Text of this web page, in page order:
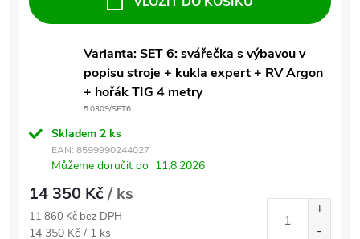
Varianta: SET 6: svářečka s výbavou v
popisu stroje + kukla expert + RV Argon
+ hořák TIG 4 metry
5.0309/SET6
Skladem 2 ks
EAN: 8599990244027
Můžeme doručit do 11.8.2026
14 350 Kč/ ks
11 860 Kč bez DPH
Měrná cena:
14 350 Kč / 1 ks